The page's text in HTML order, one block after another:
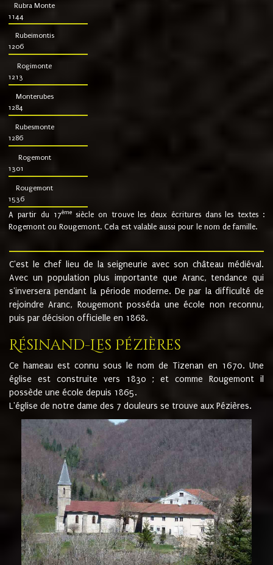
Rubra Monte
1144
Rubeimontis
1206
Rogimonte
1213
Monterubes
1284
Rubesmonte
1286
Rogemont
1301
Rougemont
1536
A partir du 17ème siècle on trouve les deux écritures dans les textes :
Rogemont ou Rougemont. Cela est valable aussi pour le nom de famille.
C'est le chef lieu de la seigneurie avec son château médiéval.
Avec un population plus importante que Aranc, tendance qui
s'inversera pendant la période moderne. De par la difficulté de
rejoindre Aranc, Rougemont posséda une école non reconnu,
puis par décision officielle en 1868.
Résinand-Les Pézières
Ce hameau est connu sous le nom de Tizenan en 1670. Une
église est construite vers 1830 ; et comme Rougemont il
possède une école depuis 1865.
L'église de notre dame des 7 douleurs se trouve aux Pézières.